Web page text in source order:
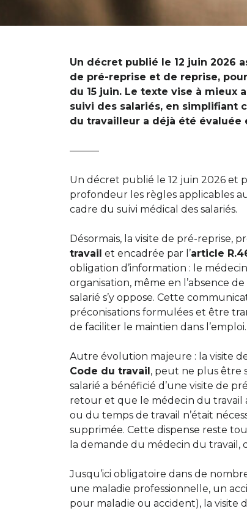
Un décret publié le 12 juin 2026
de pré-reprise et de reprise,
du 15 juin. Le texte vise à mieux
suivi des salariés, en simplifiant
du travailleur a déjà été
———
Un décret publié le 12 juin 2026 et
profondeur les règles applicables
cadre du suivi médical des salariés.
Désormais, la visite de pré-reprise,
travail et encadrée par l’article
obligation d’information : le
organisation, même en l’absence
salarié s’y oppose. Cette
préconisations formulées et être
de faciliter le maintien dans l’emploi.
Autre évolution majeure : la visite
Code du travail, peut ne plus être
salarié a bénéficié d’une visite de
retour et que le médecin du travail
ou du temps de travail n’était
supprimée. Cette dispense reste
la demande du médecin du travail,
Jusqu’ici obligatoire dans de
une maladie professionnelle, un
pour maladie ou accident), la visite